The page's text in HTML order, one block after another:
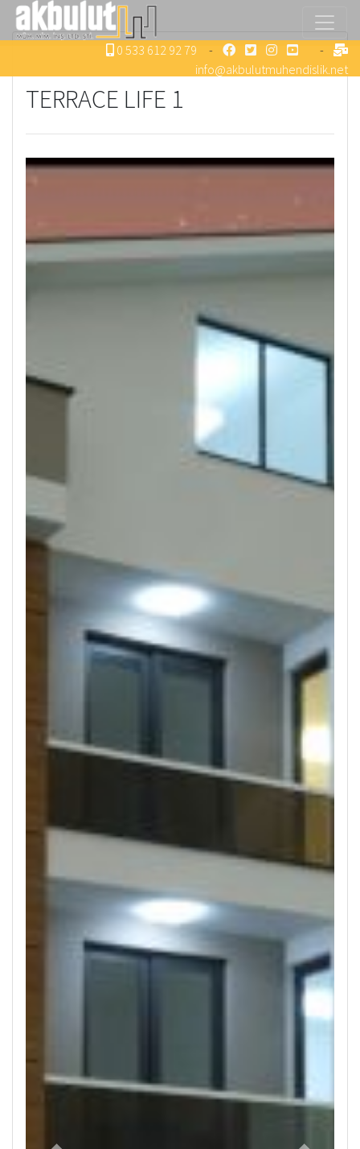
0 533 612 92 79 -
-
info@akbulutmuhendislik.net
TERRACE LIFE 1